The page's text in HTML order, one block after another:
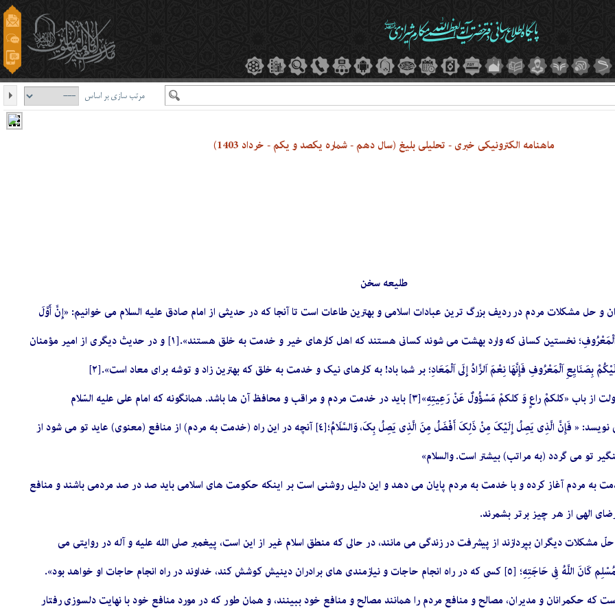
مرتب سازی بر اساس
ماهنامه الکترونیکی خبری - تحلیلی بلیغ (سال دهم - شماره یکصد و یکم - خرداد 1403)
طلیعه سخن
و حل مشکلات مردم در ردیف بزرگ ترین عبادات اسلامى و بهترین طاعات است تا آنجا که در حدیثى از امام صادق علیه السلام مى خوانیم: «إِنَّ أَوَّلَ
أَهْلِ اَلْجَنَّةِ دُخُولاً إِلَى اَلْجَنَّةِ أَهْلُ اَلْمَعْرُوفِ؛ نخستین کسانى که وارد بهشت مى شوند کسانى هستند که اهل کارهاى خیر و خدمت به خلق هستند».[١] و در حدیث دیگرى از امیر مؤمنان
بِصَنَایِعِ اَلْمَعْرُوفِ فَإِنَّهَا نِعْمَ اَلزَّادُ إِلَى اَلْمَعَادِ؛ بر شما باد! به کارهاى نیک و خدمت به خلق که بهترین زاد و توشه براى معاد است».[٢]
رَعِیتِهِ»[٣] باید در خدمت مردم و مراقب و محافظ آن ها باشد. همانگونه که امام علی علیه السّلام
در نامه به یکی از کارگزارانش می نویسد: « فَإِنَّ الَّذِی یَصِلُ إِلَیْکَ مِنْ ذَلِکَ أَفْضَلُ مِنَ الَّذِی یَصِلُ بِکَ، وَالسَّلَامُ؛[٤] آنچه در این راه (خدمت به مردم) از منافع (معنوى) عاید تو مى شود از
تو مى گردد (به مراتب) بیشتر است. والسلام»
خدمت به مردم آغاز کرده و با خدمت به مردم پایان مى دهد و این دلیل روشنى است بر اینکه حکومت هاى اسلامى باید صد در صد مردمى باشند و منافع
الهى از هر چیز برتر بشمرند.
مشکلات دیگران بپردازند از پیشرفت در زندگى مى مانند، در حالى که منطق اسلام غیر از این است، پیغمبر صلى الله علیه و آله در روایتی مى
هاى برادران دینیش کوشش کند، خداوند در راه انجام حاجات او خواهد بود».
که حکمرانان و مدیران، مصالح و منافع مردم را همانند مصالح و منافع خود ببینند، و همان طور که در مورد منافع خود با نهایت دلسوزى رفتار